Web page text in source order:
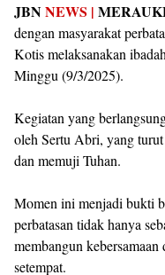
JBNNEWS |
dengan masyarakat
Kotis melaksanakan
Minggu (9/3/2025).
Kegiatan yang
oleh Sertu Abri, yang
dan memuji Tuhan.
Momen ini menjadi bukti
perbatasan tidak hanya
membangun
setempat.